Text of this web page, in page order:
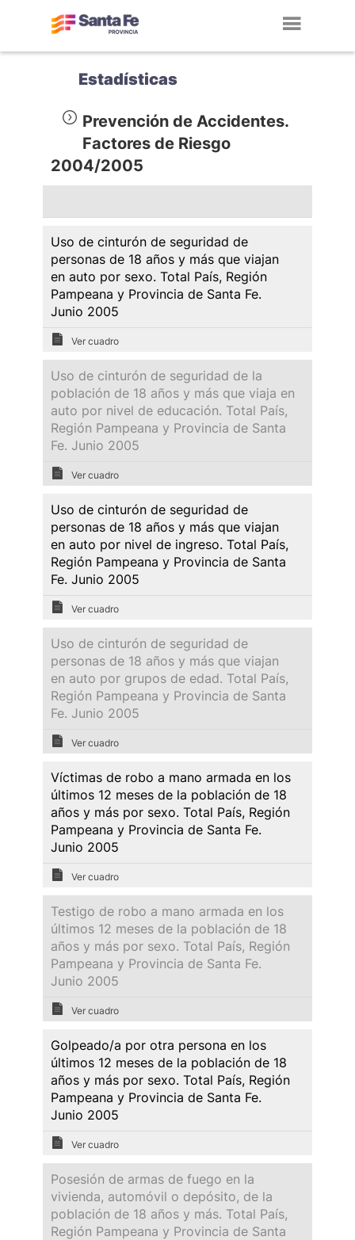
Estadísticas
Prevención de Accidentes.
Factores de Riesgo
2004/2005
Uso de cinturón de seguridad de
personas de 18 años y más que viajan
en auto por sexo. Total País, Región
Pampeana y Provincia de Santa Fe.
Junio 2005
Ver cuadro
Uso de cinturón de seguridad de la
población de 18 años y más que viaja en
auto por nivel de educación. Total País,
Región Pampeana y Provincia de Santa
Fe. Junio 2005
Ver cuadro
Uso de cinturón de seguridad de
personas de 18 años y más que viajan
en auto por nivel de ingreso. Total País,
Región Pampeana y Provincia de Santa
Fe. Junio 2005
Ver cuadro
Uso de cinturón de seguridad de
personas de 18 años y más que viajan
en auto por grupos de edad. Total País,
Región Pampeana y Provincia de Santa
Fe. Junio 2005
Ver cuadro
Víctimas de robo a mano armada en los
últimos 12 meses de la población de 18
años y más por sexo. Total País, Región
Pampeana y Provincia de Santa Fe.
Junio 2005
Ver cuadro
Testigo de robo a mano armada en los
últimos 12 meses de la población de 18
años y más por sexo. Total País, Región
Pampeana y Provincia de Santa Fe.
Junio 2005
Ver cuadro
Golpeado/a por otra persona en los
últimos 12 meses de la población de 18
años y más por sexo. Total País, Región
Pampeana y Provincia de Santa Fe.
Junio 2005
Ver cuadro
Posesión de armas de fuego en la
vivienda, automóvil o depósito, de la
población de 18 años y más. Total País,
Región Pampeana y Provincia de Santa